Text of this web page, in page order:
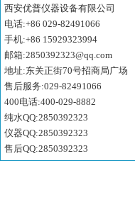
西安优普仪器设备有限公司
电话:+86 029-82491066
手机:+86 15929323994
邮箱:2850392323@qq.com
地址:东关正街70号招商局广场
售后服务:029-82491066
400电话:400-029-8882
纯水QQ:2850392323
仪器QQ:2850392323
售后QQ:2850392323